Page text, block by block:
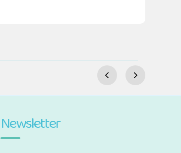
Newsletter